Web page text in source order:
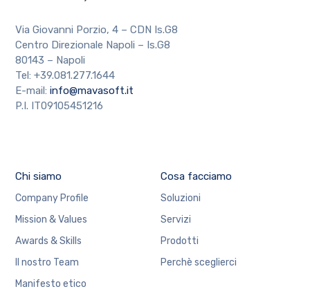
Via Giovanni Porzio, 4 – CDN Is.G8
Centro Direzionale Napoli – Is.G8
80143 – Napoli
Tel: +39.081.277.1644
E-mail:info@mavasoft.it
P.I. IT09105451216
Chi siamo
Company Profile
Mission & Values
Awards & Skills
Il nostro Team
Manifesto etico
Cosa facciamo
Soluzioni
Servizi
Prodotti
Perchè sceglierci